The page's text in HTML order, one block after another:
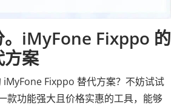
。iMyFone Fixppo 的
方案
iMyFone Fixppo 替代方案？不妨试试
功能强大且价格实惠的工具，能够